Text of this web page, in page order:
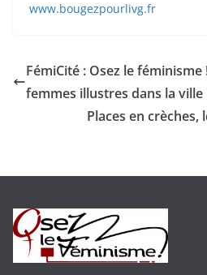
www.bougezpourlivg.fr
FémiCité : Osez le
femmes illustres dans la ville
Places en crèches,